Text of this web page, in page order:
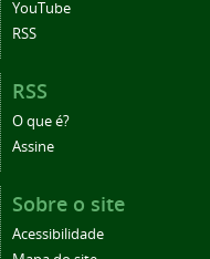
YouTube
RSS
RSS
O que é?
Assine
Sobre o site
Acessibilidade